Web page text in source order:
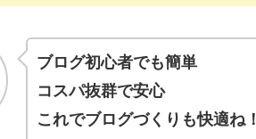
ブログ初心者でも簡単
コスパ抜群で安心
これでブログづくりも快適ね！